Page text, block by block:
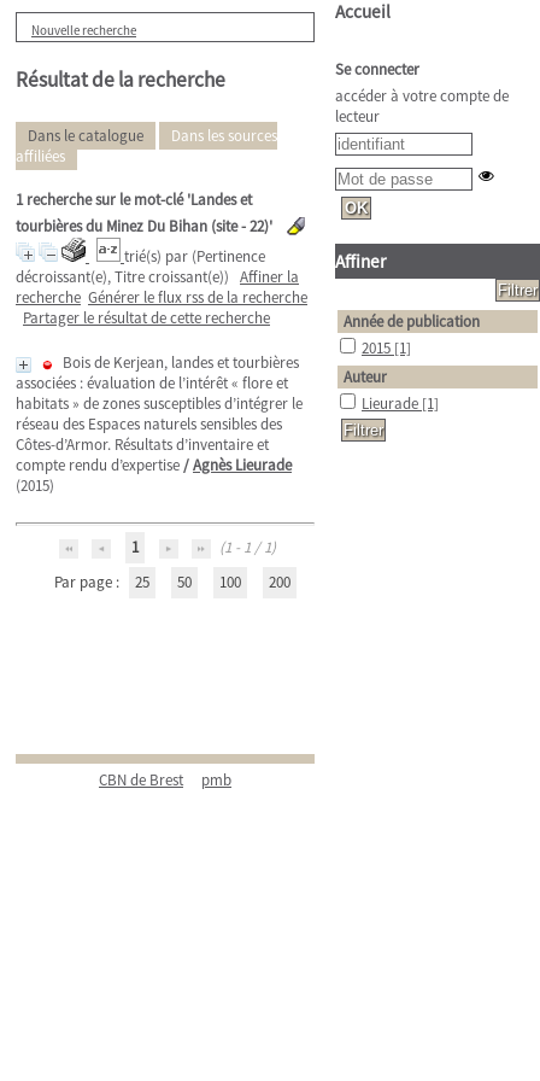
Nouvelle recherche
Résultat de la recherche
Dans le catalogue
Dans les sources
affiliées
1recherche sur le mot-clé'Landes et
tourbières du Minez Du Bihan (site - 22)'
trié(s) par (Pertinence
décroissant(e), Titre croissant(e)) Affiner la
recherche Générer le flux rss de la recherche
Partager le résultat de cette recherche
Bois de Kerjean, landes et tourbières
associées : évaluation de l’intérêt « flore et
habitats » de zones susceptibles d’intégrer le
réseau des Espaces naturels sensibles des
Côtes-d’Armor. Résultats d’inventaire et
compte rendu d’expertise/Agnès Lieurade
(2015)
1
(1 - 1 / 1)
Par page :
25 50 100 200
CBN de Brest pmb
Accueil
Se connecter
accéder à votre compte de
lecteur
Affiner
Année de publication
2015 [1]
Auteur
Lieurade [1]